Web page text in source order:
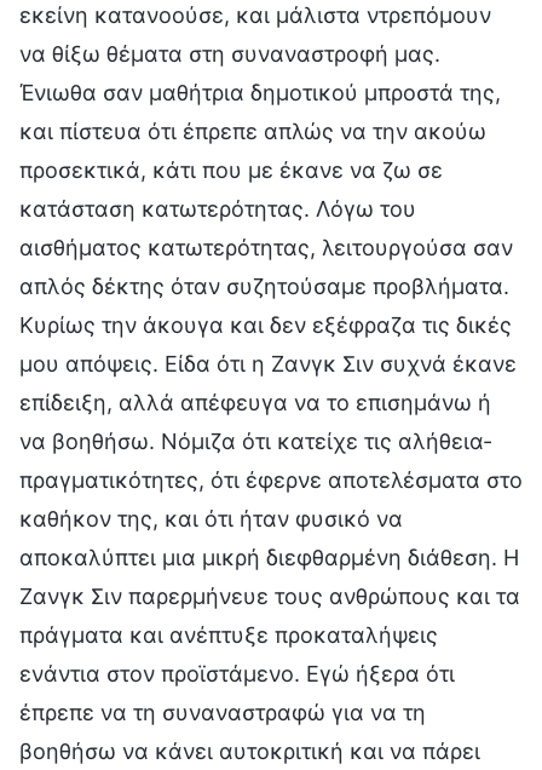
εκείνη κατανοούσε, και μάλιστα ντρεπόμουν
να θίξω θέματα στη συναναστροφή μας.
Ένιωθα σαν μαθήτρια δημοτικού μπροστά της,
και πίστευα ότι έπρεπε απλώς να την ακούω
προσεκτικά, κάτι που με έκανε να ζω σε
κατάσταση κατωτερότητας. Λόγω του
αισθήματος κατωτερότητας, λειτουργούσα σαν
απλός δέκτης όταν συζητούσαμε προβλήματα.
Κυρίως την άκουγα και δεν εξέφραζα τις δικές
μου απόψεις. Είδα ότι η Ζανγκ Σιν συχνά έκανε
επίδειξη, αλλά απέφευγα να το επισημάνω ή
να βοηθήσω. Νόμιζα ότι κατείχε τις αλήθεια-
πραγματικότητες, ότι έφερνε αποτελέσματα στο
καθήκον της, και ότι ήταν φυσικό να
αποκαλύπτει μια μικρή διεφθαρμένη διάθεση. Η
Ζανγκ Σιν παρερμήνευε τους ανθρώπους και τα
πράγματα και ανέπτυξε προκαταλήψεις
ενάντια στον προϊστάμενο. Εγώ ήξερα ότι
έπρεπε να τη συναναστραφώ για να τη
βοηθήσω να κάνει αυτοκριτική και να πάρει